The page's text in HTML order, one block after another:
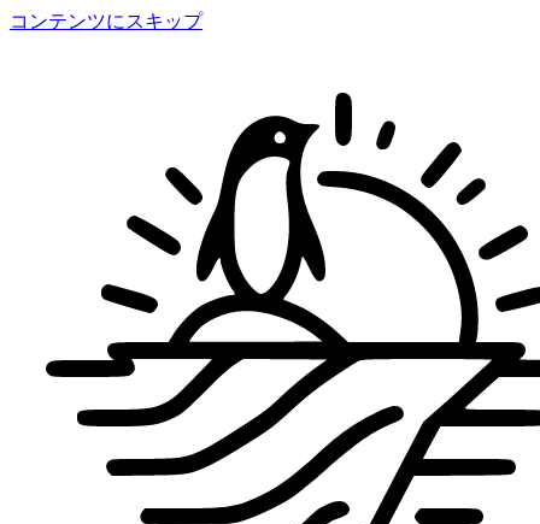
コンテンツにスキップ